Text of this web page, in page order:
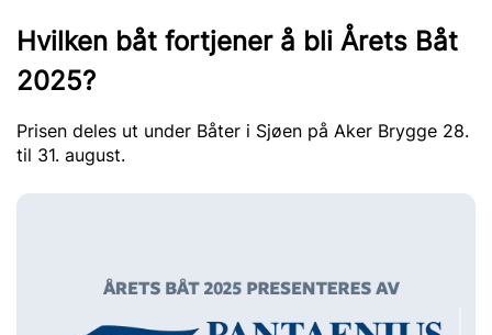
Hvilken båt fortjener å bli Årets Båt
2025?
Prisen deles ut under Båter i Sjøen på Aker Brygge 28.
til 31. august.